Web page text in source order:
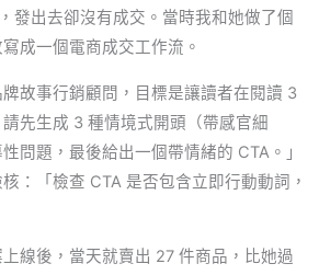
發出去卻沒有成交。當時我和她做了個
成一個電商成交工作流。
故事行銷顧問，目標是讓讀者在閱讀 3
先生成 3 種情境式開頭（帶感官細
問題，最後給出一個帶情緒的 CTA。」
：「檢查 CTA 是否包含立即行動動詞，
線後，當天就賣出 27 件商品，比她過